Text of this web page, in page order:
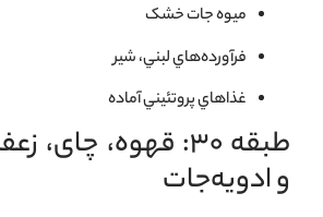
ميوه جات خشک
فرآورده‌هاي لبني، شير
غذاهاي پروتئيني آماده
طبقه ۳۰: قهوه، چای،
و ادویه‌جات